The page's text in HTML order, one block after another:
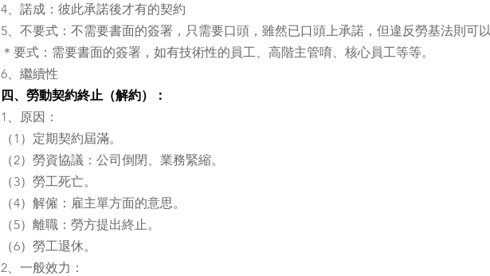
4、諾成：彼此承諾後才有的契約
5、不要式：不需要書面的簽署，只需要口頭，雖然已口頭上承諾，但違反勞基法則可
＊要式：需要書面的簽署，如有技術性的員工、高階主管唷、核心員工等等。
6、繼續性
四、勞動契約終止（解約）：
1、原因：
（1）定期契約屆滿。
（2）勞資協議：公司倒閉、業務緊縮。
（3）勞工死亡。
（4）解僱：雇主單方面的意思。
（5）離職：勞方提出終止。
（6）勞工退休。
2、一般效力：